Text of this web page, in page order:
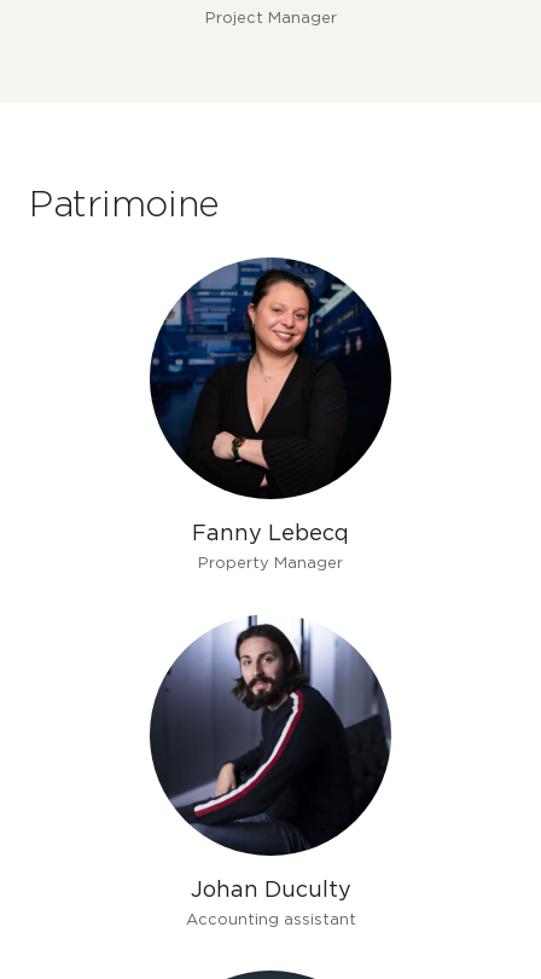
Project Manager
Patrimoine
Fanny Lebecq
Property Manager
Johan Duculty
Accounting assistant